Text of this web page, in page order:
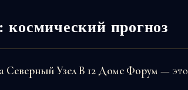
прогноз
Северный Узел В 12 Доме Форум — это